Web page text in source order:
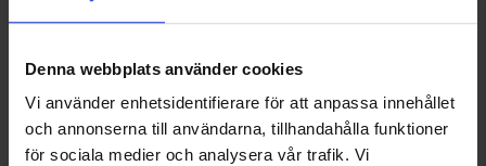
Denna webbplats använder cookies
Vi använder enhetsidentifierare för att anpassa innehållet
och annonserna till användarna, tillhandahålla funktioner
för sociala medier och analysera vår trafik. Vi
Anna laastarin olla paikoillaan, kunnes se alkaa irrota.
(Huom! Se voi pysyä paikoillaan useita päiviä.)
Poista laastari: Älä vedä laastaria ylöspäin, vaan venytä sitä
hitaasti ihon myötäisesti.